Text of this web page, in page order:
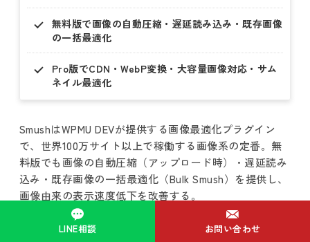
無料版で画像の自動圧縮・遅延読み込み・既存画像
の一括最適化
Pro版でCDN・WebP変換・大容量画像対応・サム
ネイル最適化
SmushはWPMU DEVが提供する画像最適化プラグイン
で、世界100万サイト以上で稼働する画像系の定番。無
料版でも画像の自動圧縮（アップロード時）・遅延読み
込み・既存画像の一括最適化（Bulk Smush）を提供し、
画像由来の表示速度低下を改善する。
WordPress運用ではコンテンツ追加とともに画像が積み
LINE相談 お問い合わせ